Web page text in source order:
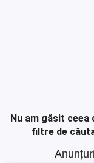
Nu am găsit ceea
filtre de